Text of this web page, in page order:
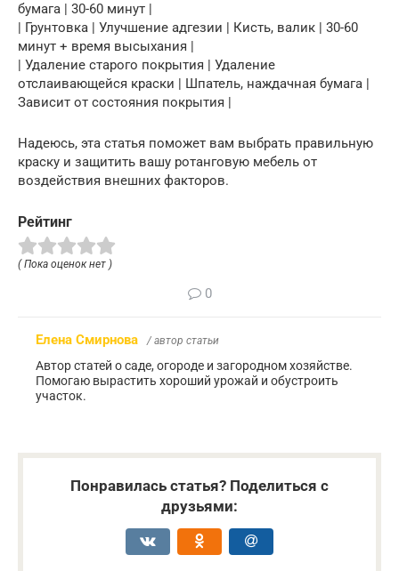
бумага | 30-60 минут |
| Грунтовка | Улучшение адгезии | Кисть, валик | 30-60
минут + время высыхания |
| Удаление старого покрытия | Удаление
отслаивающейся краски | Шпатель, наждачная бумага |
Зависит от состояния покрытия |
Надеюсь, эта статья поможет вам выбрать правильную
краску и защитить вашу ротанговую мебель от
воздействия внешних факторов.
Рейтинг
( Пока оценок нет )
0
Елена Смирнова / автор статьи
Автор статей о саде, огороде и загородном хозяйстве.
Помогаю вырастить хороший урожай и обустроить
участок.
Понравилась статья? Поделиться с
друзьями: